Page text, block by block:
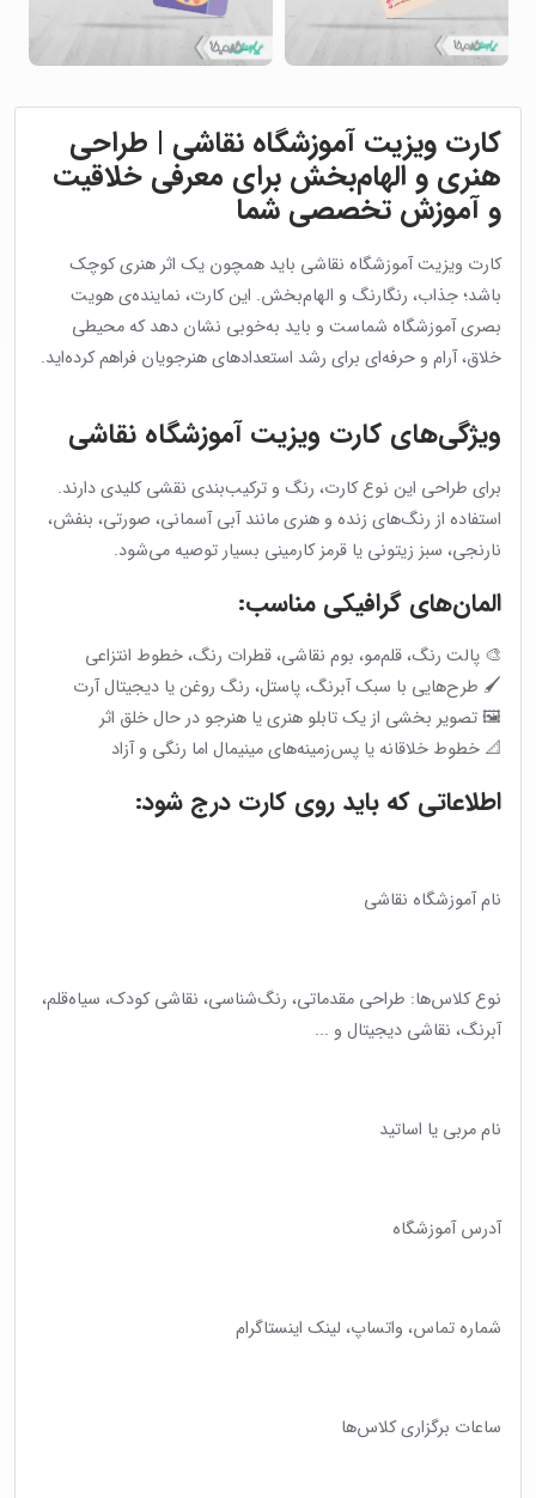
کارت ویزیت آموزشگاه نقاشی | طراحی
هنری و الهام‌بخش برای معرفی خلاقیت
و آموزش تخصصی شما
کارت ویزیت آموزشگاه نقاشی باید همچون یک اثر هنری کوچک
باشد؛ جذاب، رنگارنگ و الهام‌بخش. این کارت، نماینده‌ی هویت
بصری آموزشگاه شماست و باید به‌خوبی نشان دهد که محیطی
خلاق، آرام و حرفه‌ای برای رشد استعدادهای هنرجویان فراهم کرده‌اید.
ویژگی‌های کارت ویزیت آموزشگاه نقاشی
برای طراحی این نوع کارت، رنگ و ترکیب‌بندی نقشی کلیدی دارند.
استفاده از رنگ‌های زنده و هنری مانند آبی آسمانی، صورتی، بنفش،
نارنجی، سبز زیتونی یا قرمز کارمینی بسیار توصیه می‌شود.
المان‌های گرافیکی مناسب:
🎨 پالت رنگ، قلم‌مو، بوم نقاشی، قطرات رنگ، خطوط انتزاعی
🖌 طرح‌هایی با سبک آبرنگ، پاستل، رنگ روغن یا دیجیتال آرت
🖼 تصویر بخشی از یک تابلو هنری یا هنرجو در حال خلق اثر
📐 خطوط خلاقانه یا پس‌زمینه‌های مینیمال اما رنگی و آزاد
اطلاعاتی که باید روی کارت درج شود:
نام آموزشگاه نقاشی
نوع کلاس‌ها: طراحی مقدماتی، رنگ‌شناسی، نقاشی کودک، سیاه‌قلم،
آبرنگ، نقاشی دیجیتال و ...
نام مربی یا اساتید
آدرس آموزشگاه
شماره تماس، واتساپ، لینک اینستاگرام
ساعات برگزاری کلاس‌ها